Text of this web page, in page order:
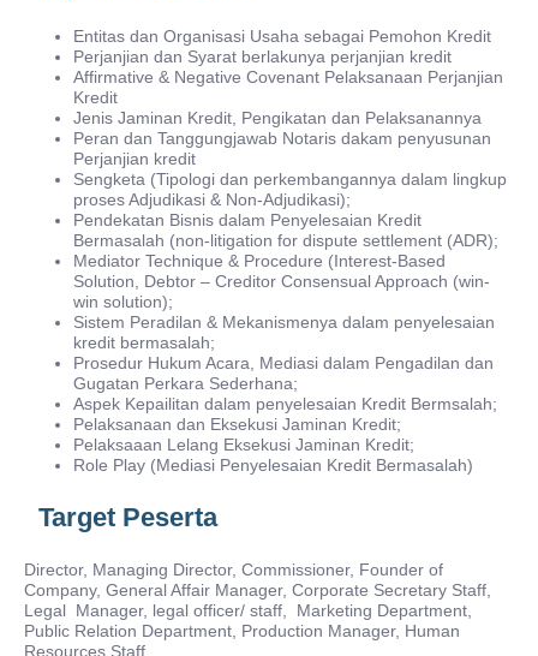
Entitas dan Organisasi Usaha sebagai Pemohon Kredit
Perjanjian dan Syarat berlakunya perjanjian kredit
Affirmative & Negative Covenant Pelaksanaan Perjanjian
Kredit
Jenis Jaminan Kredit, Pengikatan dan Pelaksanannya
Peran dan Tanggungjawab Notaris dakam penyusunan
Perjanjian kredit
Sengketa (Tipologi dan perkembangannya dalam lingkup
proses Adjudikasi & Non-Adjudikasi);
Pendekatan Bisnis dalam Penyelesaian Kredit
Bermasalah (non-litigation for dispute settlement (ADR);
Mediator Technique & Procedure (Interest-Based
Solution, Debtor – Creditor Consensual Approach (win-
win solution);
Sistem Peradilan & Mekanismenya dalam penyelesaian
kredit bermasalah;
Prosedur Hukum Acara, Mediasi dalam Pengadilan dan
Gugatan Perkara Sederhana;
Aspek Kepailitan dalam penyelesaian Kredit Bermsalah;
Pelaksanaan dan Eksekusi Jaminan Kredit;
Pelaksaaan Lelang Eksekusi Jaminan Kredit;
Role Play (Mediasi Penyelesaian Kredit Bermasalah)
Target Peserta
Director, Managing Director, Commissioner, Founder of
Company, General Affair Manager, Corporate Secretary Staff,
Legal Manager, legal officer/ staff, Marketing Department,
Public Relation Department, Production Manager, Human
Resources Staff.